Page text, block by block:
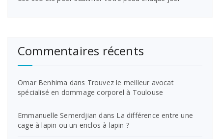
Commentaires récents
Omar Benhima dans Trouvez le meilleur avocat
spécialisé en dommage corporel à Toulouse
Emmanuelle Semerdjian dans La différence entre une
cage à lapin ou un enclos à lapin ?